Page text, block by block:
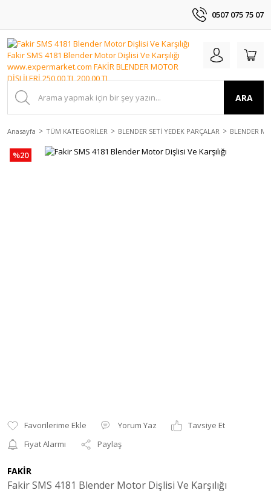
0507 075 75 07
ARA
Anasayfa TÜM KATEGORİLER BLENDER SETİ YEDEK PARÇALAR BLENDER
%20
Yorum Yaz
Tavsiye Et
Fiyat Alarmı
Paylaş
FAKİR
Fakir SMS 4181 Blender Motor Dişlisi Ve Karşılığı